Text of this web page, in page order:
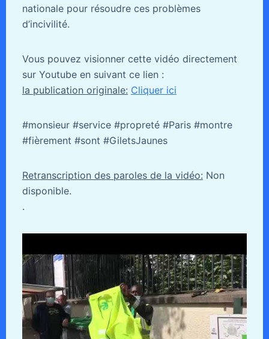
nationale pour résoudre ces problèmes
d’incivilité.
Vous pouvez visionner cette vidéo directement
sur Youtube en suivant ce lien :
la publication originale: Cliquer ici
#monsieur #service #propreté #Paris #montre
#fièrement #sont #GiletsJaunes
Retranscription des paroles de la vidéo: Non
disponible.
.